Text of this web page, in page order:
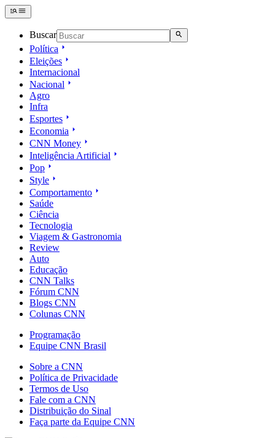
Buscar
Política
Eleições
Internacional
Nacional
Agro
Infra
Esportes
Economia
CNN Money
Inteligência Artificial
Pop
Style
Comportamento
Saúde
Ciência
Tecnologia
Viagem & Gastronomia
Review
Auto
Educação
CNN Talks
Fórum CNN
Blogs CNN
Colunas CNN
Programação
Equipe CNN Brasil
Sobre a CNN
Política de Privacidade
Termos de Uso
Fale com a CNN
Distribuição do Sinal
Faça parte da Equipe CNN